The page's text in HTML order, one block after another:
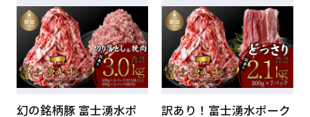
幻の銘柄豚 富士湧水ポ
訳あり！富士湧水ポーク